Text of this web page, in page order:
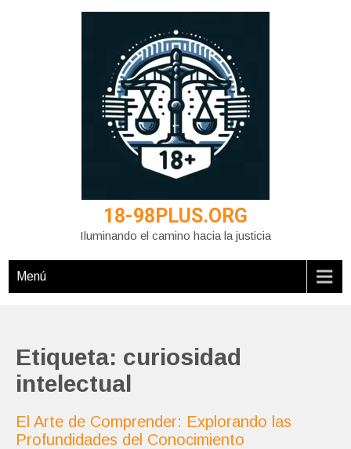
18-98PLUS.ORG
Iluminando el camino hacia la justicia
Menú
Etiqueta: curiosidad
intelectual
El Arte de Comprender: Explorando las
Profundidades del Conocimiento